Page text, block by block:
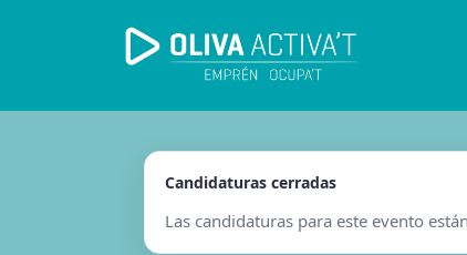
Candidaturas cerradas
Las candidaturas para este evento